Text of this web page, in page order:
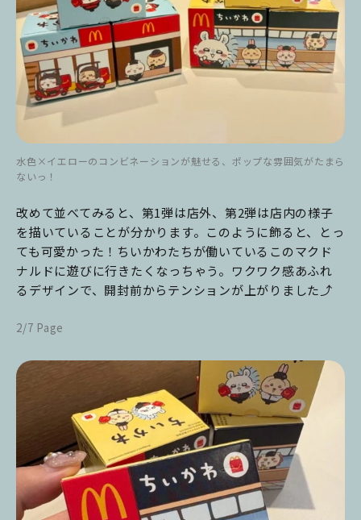
水色×イエローのコンビネーションが魅せる、ポップな雰囲気がたまら
ないっ！
改めて並べてみると、第1弾は店外、第2弾は店内の様子
を描いていることが分かります。このように飾ると、とっ
ても可愛かった！ちいかわたちが働いているこのマクド
ナルドに遊びに行きたくなっちゃう。ワクワク感あふれ
るデザインで、開封前からテンションが上がりました⤴
2/7 Page